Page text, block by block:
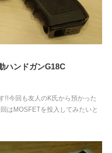
ハンドガンG18C
!!今回も友人のK氏から預かった
はMOSFETを投入してみたいと